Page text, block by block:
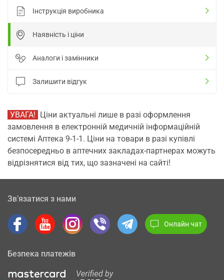
Інструкція виробника
Наявність і ціни
Аналоги і замінники
Залишити відгук
УВАГА! Ціни актуальні лише в разі оформлення
замовлення в електронній медичній інформаційній
системі Аптека 9-1-1. Ціни на товари в разі купівлі
безпосередньо в аптечних закладах-партнерах можуть
відрізнятися від тих, що зазначені на сайті!
Зв’язатися з нами
Онлайн чат
Безпека платежів